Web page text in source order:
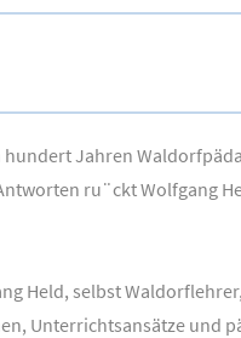
Jahren
ru¨ckt Wolfgang
Held, selbst
Unterrichtsansätze und